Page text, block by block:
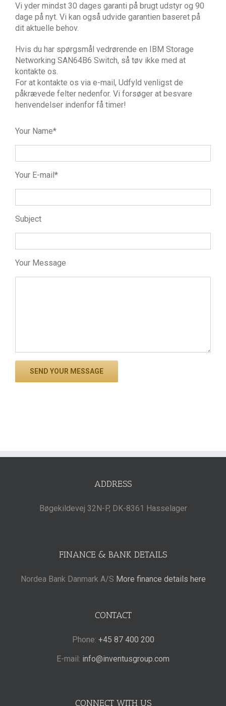
Vi yder mindst 30 dages garanti på brugt udstyr og 90
dage på nyt. Vi kan også udvide garantien baseret på
dit aktuelle behov.
Hvis du har spørgsmål vedrørende en IBM Storage
Networking SAN64B6 Switch, så tøv ikke med at
kontakte os.
For at kontakte os via e-mail, Udfyld venligst de
påkrævede felter nedenfor. Vi forsøger at besvare
henvendelser indenfor få timer!
Your Name*
Your E-mail*
Subject
Your Message
ADDRESS
Bøgekildevej 32N-P, DK-8361 Hasselager
FINANCE & BANK DETAILS
Nordea Bank Danmark A/S More finance details here
CONTACT
Phone: +45 87 400 200
E-mail: info@inventusgroup.com
CONNECT WITH US